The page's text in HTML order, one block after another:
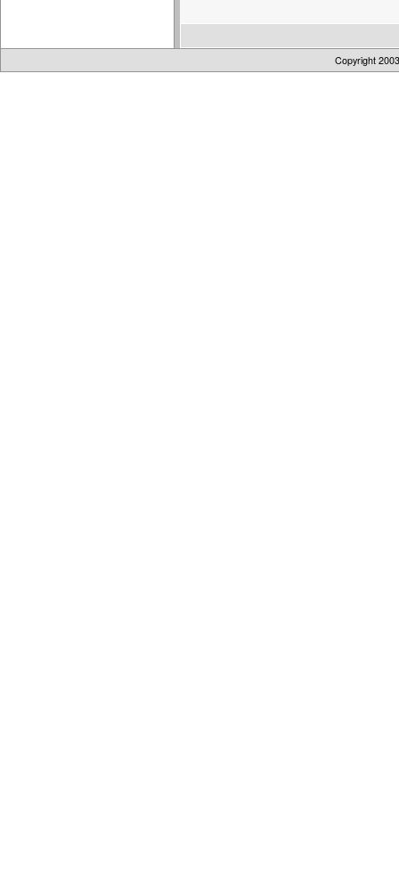
Copyright